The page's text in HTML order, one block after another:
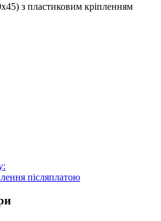
з пластиковим кріпленням
післяплатою